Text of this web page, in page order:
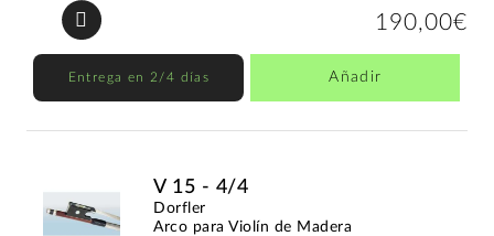
190,00€
Entrega en 2/4 días Añadir
V 15 - 4/4
Dorfler
Arco para Violín de Madera